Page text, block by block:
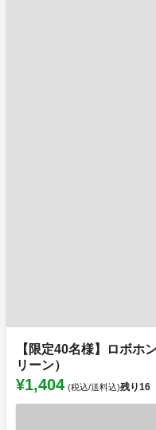
【限定40名様】ロボ
リーン）
¥1,404 (税込/送料込)残り16